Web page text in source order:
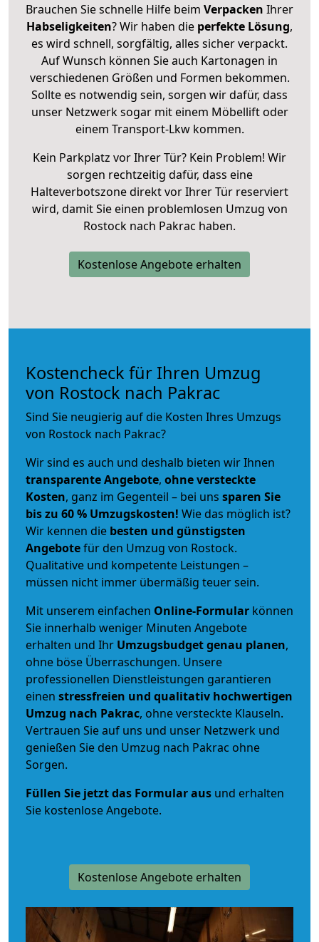
Brauchen Sie schnelle Hilfe beim Verpacken Ihrer
Habseligkeiten? Wir haben die perfekte Lösung,
es wird schnell, sorgfältig, alles sicher verpackt.
Auf Wunsch können Sie auch Kartonagen in
verschiedenen Größen und Formen bekommen.
Sollte es notwendig sein, sorgen wir dafür, dass
unser Netzwerk sogar mit einem Möbellift oder
einem Transport-Lkw kommen.
Kein Parkplatz vor Ihrer Tür? Kein Problem! Wir
sorgen rechtzeitig dafür, dass eine
Halteverbotszone direkt vor Ihrer Tür reserviert
wird, damit Sie einen problemlosen Umzug von
Rostock nach Pakrac haben.
Kostenlose Angebote erhalten
Kostencheck für Ihren Umzug
von Rostock nach Pakrac
Sind Sie neugierig auf die Kosten Ihres Umzugs
von Rostock nach Pakrac?
Wir sind es auch und deshalb bieten wir Ihnen
transparente Angebote, ohne versteckte
Kosten, ganz im Gegenteil – bei uns sparen Sie
bis zu 60 % Umzugskosten! Wie das möglich ist?
Wir kennen die besten und günstigsten
Angebotefür den Umzug von Rostock.
Qualitative und kompetente Leistungen –
müssen nicht immer übermäßig teuer sein.
Mit unserem einfachen Online-Formular können
Sie innerhalb weniger Minuten Angebote
erhalten und Ihr Umzugsbudgetgenau planen,
ohne böse Überraschungen. Unsere
professionellen Dienstleistungen garantieren
einen stressfreien und qualitativ hochwertigen
Umzug nach Pakrac, ohne versteckte Klauseln.
Vertrauen Sie auf uns und unser Netzwerk und
genießen Sie den Umzug nach Pakrac ohne
Sorgen.
Füllen Sie jetzt das Formular aus und erhalten
Sie kostenlose Angebote.
Kostenlose Angebote erhalten